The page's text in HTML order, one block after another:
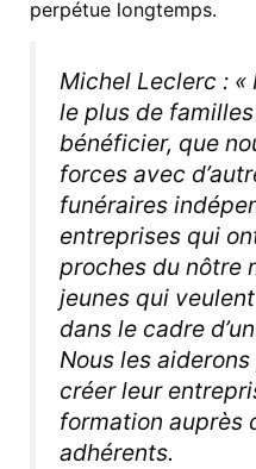
perpétue longtemps.
Michel Leclerc : «
le plus de
bénéficier, que
forces avec
funéraires
entreprises qui
proches du nôtre
jeunes qui
dans le cadre
Nous les
créer leur
formation auprès
adhérents.